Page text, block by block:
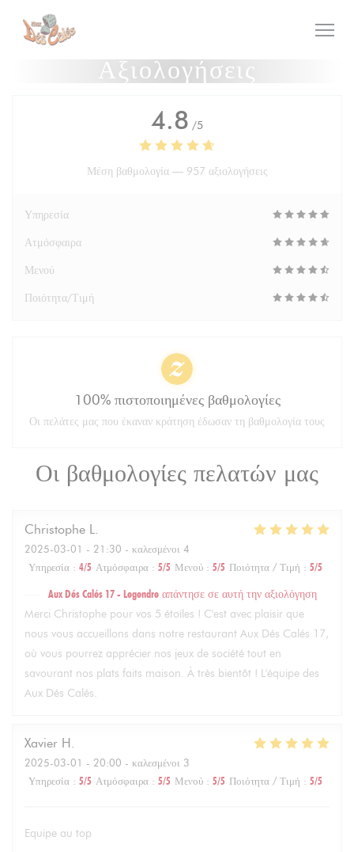
Πίνακας διαχείρισης "Μπισκότων" (Cookies)
Αξιολογήσεις
Οι βαθμολογίες πελατών μας
Christophe L
2025-03-01 - 21:30 - καλεσμένοι 4
Υπηρεσία : 4/5 Ατμόσφαιρα : 5/5 Μενού : 5/5 Ποιότητα / Τιμή : 5/5
Aux Dés Calés 17 - Legendre απάντησε σε αυτή την αξιολόγηση
Merci Christophe pour vos 5 étoiles ! C'est avec plaisir que
nous vous accueillons dans notre restaurant Aux Dés Calés 17,
où vous pourrez apprécier nos jeux de société tout en
savourant nos plats faits maison. À très bientôt ! L'équipe des
Aux Dés Calés.
Xavier H
2025-03-01 - 20:00 - καλεσμένοι 3
Υπηρεσία : 5/5 Ατμόσφαιρα : 5/5 Μενού : 5/5 Ποιότητα / Τιμή : 5/5
Equipe au top
4.8 /5
Μέση βαθμολογία — 957 αξιολογήσεις
Υπηρεσία
Ατμόσφαιρα
Μενού
Ποιότητα/Τιμή
100% πιστοποιημένες βαθμολογίες
Οι πελάτες μας που έκαναν κράτηση έδωσαν τη βαθμολογία τους